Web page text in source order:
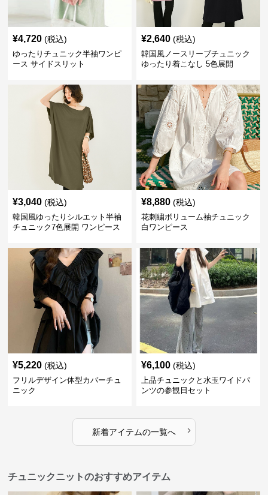
¥4,720 (税込)
ゆったりチュニック半袖ワンピ
ース サイドスリット
¥2,640 (税込)
韓国風ノースリーブチュニック
ゆったり着こなし 5色展開
¥3,040 (税込)
韓国風ゆったりシルエット半袖
チュニック7色展開 ワンピース
¥8,880 (税込)
花刺繍ボリューム袖チュニック
白ワンピース
¥5,220 (税込)
フリルデザイン体型カバーチュ
ニック
¥6,100 (税込)
上品チュニックと水玉ワイドパ
ンツの参観日セット
新着アイテムの一覧へ ›
チュニックニットのおすすめアイテム